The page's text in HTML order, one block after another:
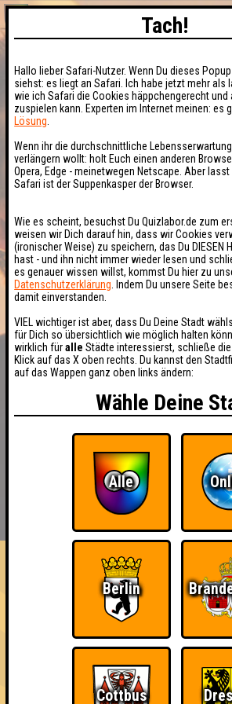
HIGHSCORE
FAQ ÜBER UNS
Seitenquiz Cottbus #248
Gute Vorsätze · 09.01.2018 · Scandale
Punkte Angemeldete Teams
Tach!
Hallo lieber Safari-Nutzer. Wenn Du dieses
siehst: es liegt an Safari. Ich habe jetzt mehr als
wie ich Safari die Cookies häppchengerecht und
zuspielen kann. Experten im Internet meinen: es
Lösung
Wenn ihr die durchschnittliche
verlängern wollt: holt Euch einen anderen
Opera, Edge - meinetwegen Netscape. Aber lasst
Safari ist der Suppenkasper der Browser.
Wie es scheint, besuchst Du Quizlabor.de zum
weisen wir Dich darauf hin, dass wir Cookies
(ironischer Weise) zu speichern, das Du DIESEN
hast - und ihn nicht immer wieder lesen und
es genauer wissen willst, kommst Du hier zu
Datenschutzerklärung . Indem Du unsere Seite
damit einverstanden.
VIEL wichtiger ist aber, dass Du Deine Stadt
für Dich so übersichtlich wie möglich halten
wirklich füralle Städte interessierst, schließe
Klick auf das X oben rechts. Du kannst den
auf das Wappen ganz oben links ändern:
Wähle Deine
Alle
Berlin
Cottbus